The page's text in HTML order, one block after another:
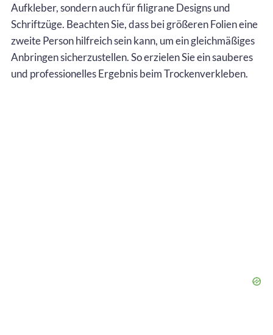
Aufkleber, sondern auch für filigrane Designs und
Schriftzüge. Beachten Sie, dass bei größeren Folien eine
zweite Person hilfreich sein kann, um ein gleichmäßiges
Anbringen sicherzustellen. So erzielen Sie ein sauberes
und professionelles Ergebnis beim Trockenverkleben.